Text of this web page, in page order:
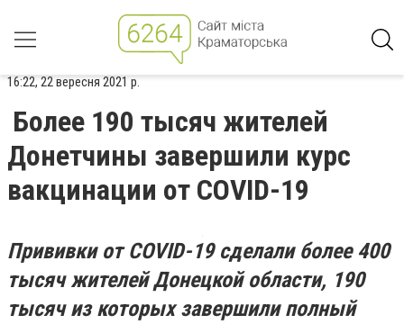
16:22, 22 вересня 2021 р.
Более 190 тысяч жителей
Донетчины завершили курс
вакцинации от COVID-19
Прививки от COVID-19 сделали более 400
тысяч жителей Донецкой области, 190
тысяч из которых завершили полный